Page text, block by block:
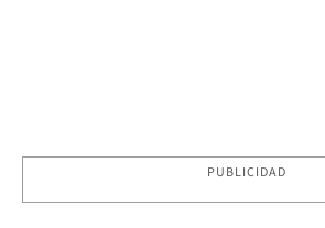
PUBLICIDAD